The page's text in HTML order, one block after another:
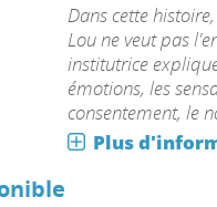
Dans cette
Lou ne veut pas
institutrice
émotions, les
consentement, le
Plus